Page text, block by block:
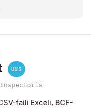
UUS
Inspectoris
faili Exceli, BCF-